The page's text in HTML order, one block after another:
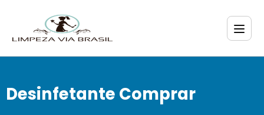
Desinfetante Comprar